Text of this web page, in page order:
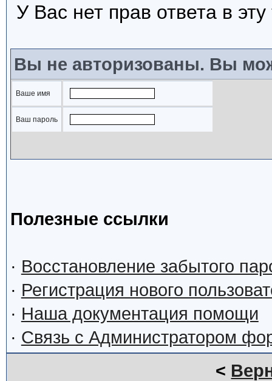
У Вас нет прав ответа в
Вы не авторизованы. Вы
Ваше имя
Ваш пароль
Полезные ссылки
· Восстановление забытого
· Регистрация нового
· Наша документация помощи
· Связь с Администратором
<